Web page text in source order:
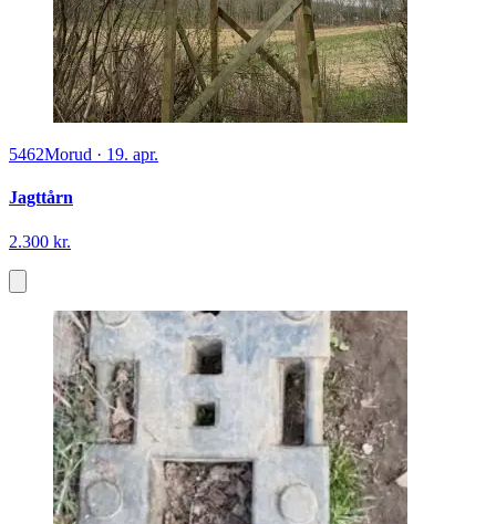
5462Morud · 19. apr.
Jagttårn
2.300 kr.